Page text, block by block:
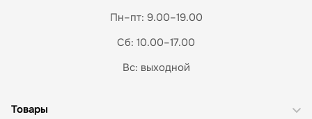
Пн–пт: 9.00–19.00
Сб: 10.00–17.00
Вс: выходной
Товары